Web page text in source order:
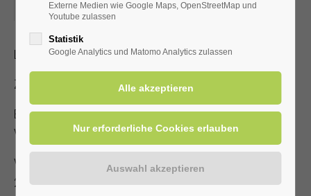
ORT: KURHALLE
Lichtbildervortrag zum Heilbad für Jedermann
Zutritt mit gültiger Kur- /Einwohnerkarte
Es steht nur eine begrenzte Anzahl an Sitzplätzen zur
Verfügung!
Veranstalter: Kurverwaltung Bad Westernkotten, Telefon: 0
29 43 . 976 58 10
Externe Medien wie Google Maps, OpenStreetMap und
Youtube zulassen
Statistik
Google Analytics und Matomo Analytics zulassen